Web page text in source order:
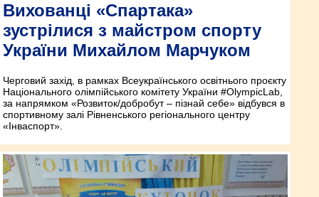
Вихованці «Спартака»
зустрілися з майстром спорту
України Михайлом Марчуком
Черговий захід, в рамках Всеукраїнського освітнього проєкту
Національного олімпійського комітету України #OlympicLab,
за напрямком «Розвиток/добробут – пізнай себе» відбувся в
спортивному залі Рівненського регіонального центру
«Інваспорт».